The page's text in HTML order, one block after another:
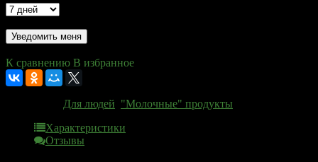
К сравнению В избранное
Для людей "Молочные" продукты
Характеристики
Отзывы